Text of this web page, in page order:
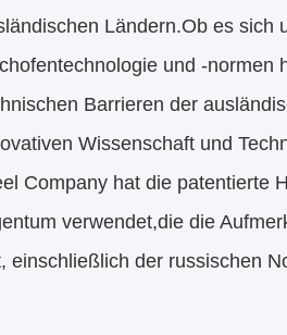
Ländern.Ob es sich
und -normen
Barrieren der
Wissenschaft und
Company hat die patentierte
verwendet,die die
einschließlich der russischen